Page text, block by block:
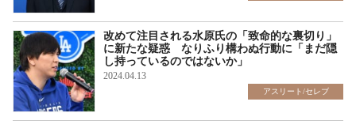
改めて注目される水原氏の「致命的な裏切り」
に新たな疑惑 なりふり構わぬ行動に「まだ隠
し持っているのではないか」
2024.04.13
アスリート/セレブ